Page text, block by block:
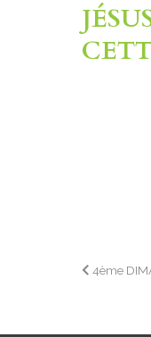
4ème